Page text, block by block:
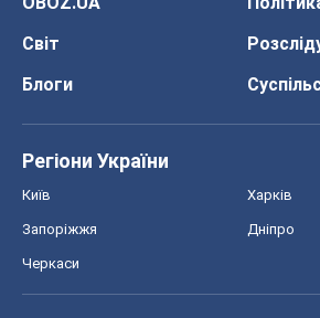
Світ
Блоги
Регіони України
Київ Харків
Запоріжжя Дніпро
Черкаси